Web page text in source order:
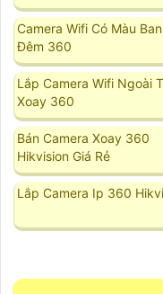
Camera Wifi Có Màu Ban
Đêm 360
Lắp Camera Wifi Ngoài
Xoay 360
Bán Camera Xoay 360
Hikvision Giá Rẻ
Lắp Camera Ip 360